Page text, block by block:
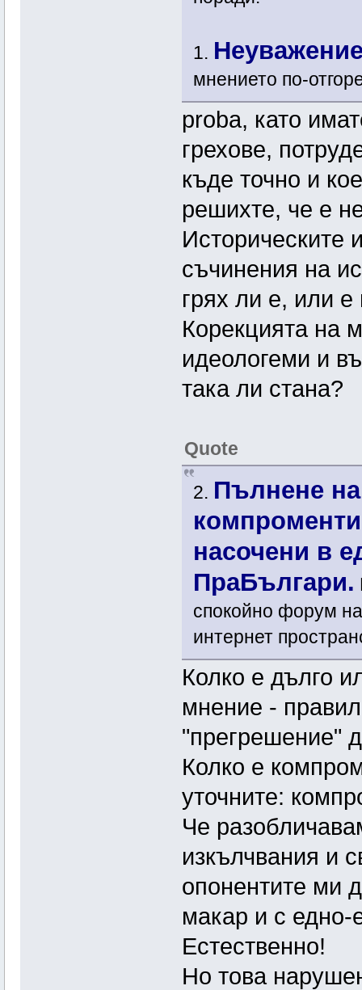
1.
мнението по-
proba, като
грехове,
къде точно и
решихте, че е
Историческите
съчинения на
грях ли е, или
Корекцията на
идеологеми и
така ли стана?
Quote
2. Пълнене
насочени в
ПраБългари.
спокойно форум
интернет
Колко е дълго
мнение -
"прегрешение"
Колко е
уточните:
Че
изкълчвания и
опонентите ми
макар и с едно-
Естественно!
Но това